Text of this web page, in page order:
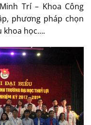
Trí – Khoa Công
phương pháp chọn
khoa học….